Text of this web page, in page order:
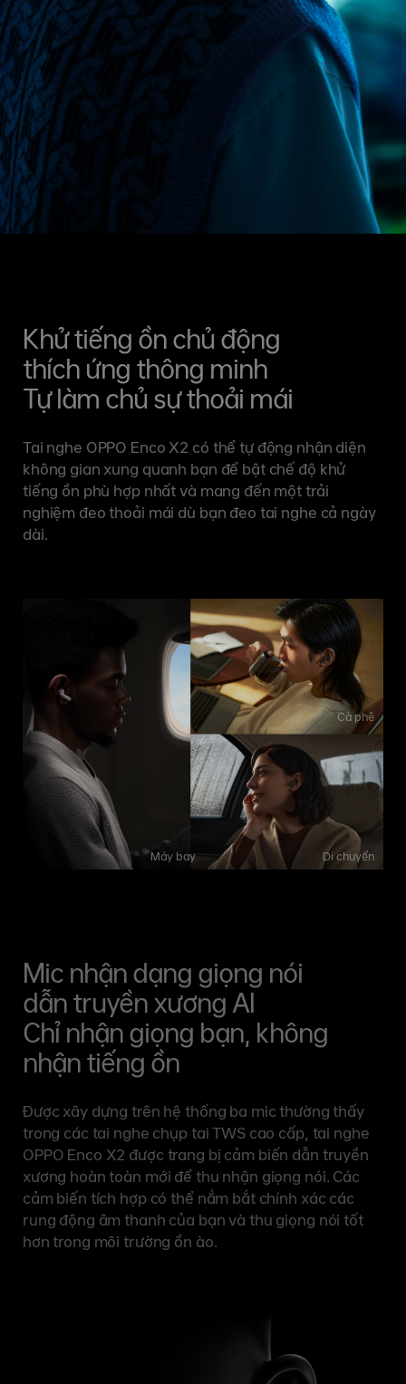
Khử tiếng ồn chủ động
thích ứng thông minh
Tự làm chủ sự thoải mái
Tai nghe OPPO Enco X2 có thể tự động nhận diện
không gian xung quanh bạn để bật chế độ khử
tiếng ồn phù hợp nhất và mang đến một trải
nghiệm đeo thoải mái dù bạn đeo tai nghe cả ngày
dài.
Máy bay
Cà phê
Di chuyển
Mic nhận dạng giọng nói
dẫn truyền xương AI
Chỉ nhận giọng bạn, không
nhận tiếng ồn
Được xây dựng trên hệ thống ba mic thường thấy
trong các tai nghe chụp tai TWS cao cấp, tai nghe
OPPO Enco X2 được trang bị cảm biến dẫn truyền
xương hoàn toàn mới để thu nhận giọng nói. Các
cảm biến tích hợp có thể nắm bắt chính xác các
rung động âm thanh của bạn và thu giọng nói tốt
hơn trong môi trường ồn ào.